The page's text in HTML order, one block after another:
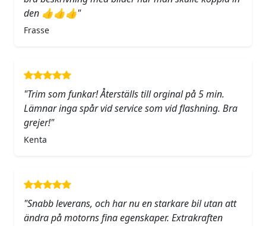
den 👍👍👍"
Frasse
"Trim som funkar! Återställs till orginal på 5 min.
Lämnar inga spår vid service som vid flashning. Bra
grejer!"
Kenta
"Snabb leverans, och har nu en starkare bil utan att
ändra på motorns fina egenskaper. Extrakraften